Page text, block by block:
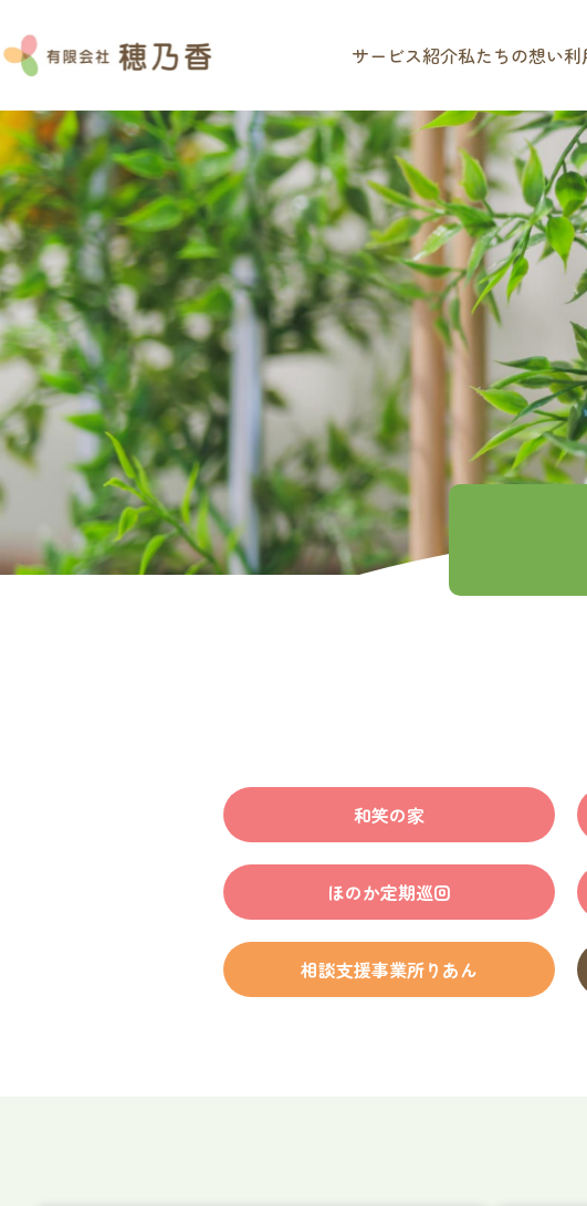
サービス紹介私たちの想い利
HOME
お知らせ
ブログ
Instagram
よくある質問
私たちの想い
和笑の家
ほのか定期巡回
相談支援事業所りあん